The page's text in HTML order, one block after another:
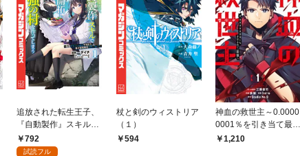
追放された転生王子、
『自動製作』スキルで
領地を爆速で開拓し最
強の村を作ってしまう
792
試読フル
杖と剣のウィストリア
（１）
594
神血の救世主～0.0000
0001％を引き当て最強
へ～【電子書籍特典
1,210